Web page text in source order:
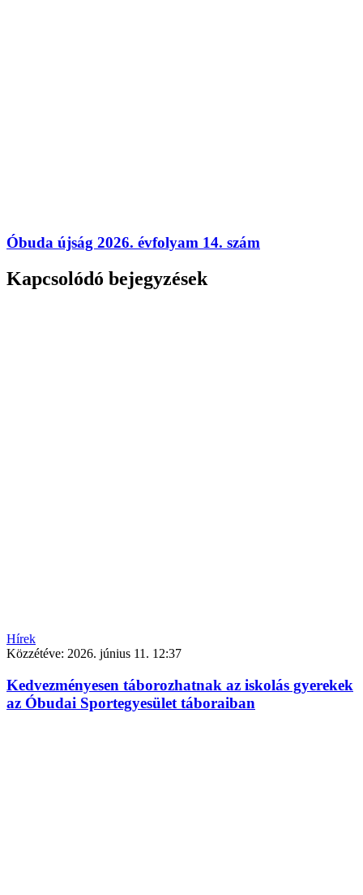
Óbuda újság 2026. évfolyam 14. szám
Kapcsolódó bejegyzések
Hírek
Közzétéve: 2026. június 11. 12:37
Kedvezményesen táborozhatnak az iskolás gyerekek
az Óbudai Sportegyesület táboraiban